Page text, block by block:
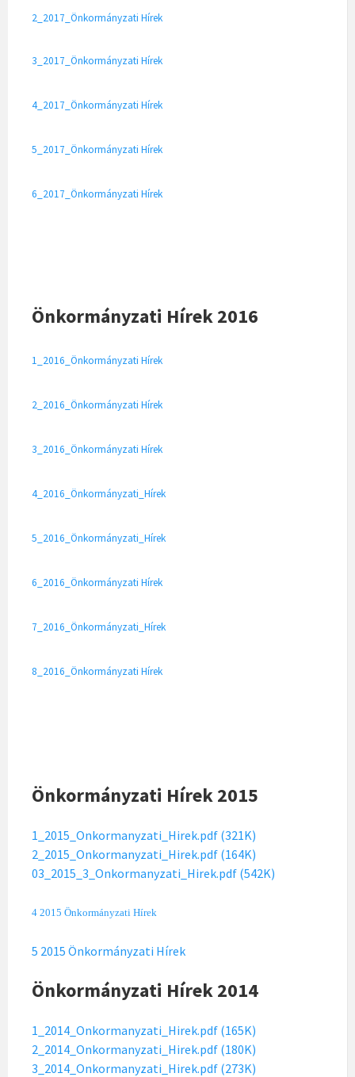
2_2017_Önkormányzati Hírek
3_2017_Önkormányzati Hírek
4_2017_Önkormányzati Hírek
5_2017_Önkormányzati Hírek
6_2017_Önkormányzati Hírek
Önkormányzati Hírek 2016
1_2016_Önkormányzati Hírek
2_2016_Önkormányzati Hírek
3_2016_Önkormányzati Hírek
4_2016_Önkormányzati_Hírek
5_2016_Önkormányzati_Hírek
6_2016_Önkormányzati Hírek
7_2016_Önkormányzati_Hírek
8_2016_Önkormányzati Hírek
Önkormányzati Hírek 2015
1_2015_Onkormanyzati_Hirek.pdf (321K)
2_2015_Onkormanyzati_Hirek.pdf (164K)
03_2015_3_Onkormanyzati_Hirek.pdf (542K)
4 2015 Önkormányzati Hírek
5 2015 Önkormányzati Hírek
Önkormányzati Hírek 2014
1_2014_Onkormanyzati_Hirek.pdf (165K)
2_2014_Onkormanyzati_Hirek.pdf (180K)
3_2014_Onkormanyzati_Hirek.pdf (273K)